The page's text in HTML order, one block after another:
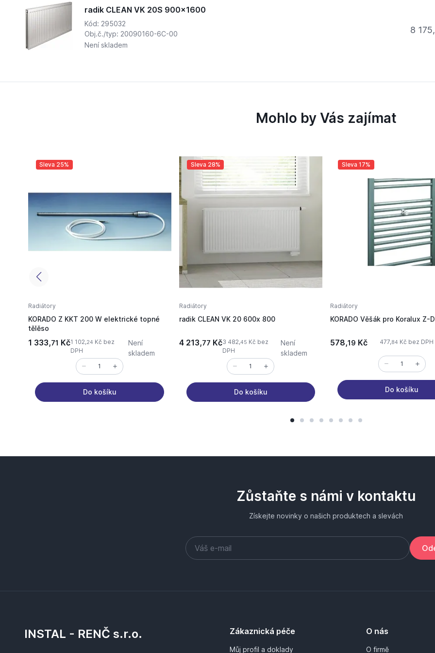
radik CLEAN VK 20S 900x1600
Kód: 295032
Obj.č./typ: 20090160-6C-00
Není skladem
8 175,
Mohlo by Vás zajímat
Sleva 25%
Radiátory
KORADO Z KKT 200 W elektrické topné
tělěso
1 333,71 Kč1 102,24 Kč bez
DPH
Není
skladem
Do košíku
Sleva 28%
Radiátory
radik CLEAN VK 20 600x 800
4 213,77 Kč3 482,45 Kč bez
DPH
Není
skladem
Do košíku
Sleva 17%
Radiátory
KORADO Věšák pro Koralux Z-
578,19 Kč 477,84 Kč bez DPH
Do košíku
Zůstaňte s námi v kontaktu
Získejte novinky o našich produktech a slevách
INSTAL - RENČ s.r.o. Zákaznická péče
Můj profil a doklady
O nás
O firmě